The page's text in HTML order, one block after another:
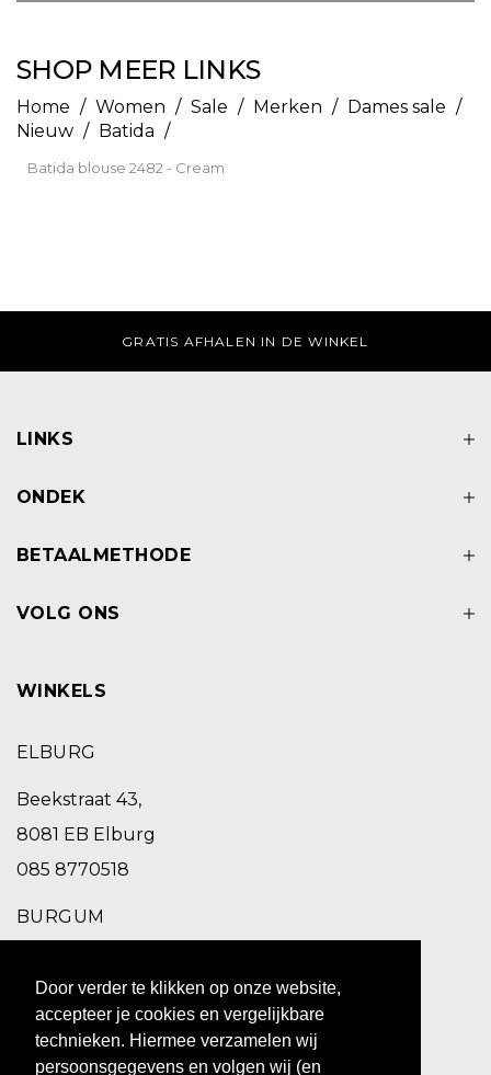
Door verder te klikken op onze website,
accepteer je cookies en vergelijkbare
technieken. Hiermee verzamelen wij
persoonsgegevens en volgen wij (en
SHOP MEER LINKS
Home / Women / Sale / Merken / Dames sale /
Nieuw / Batida /
Batida blouse 2482 - Cream
AFHALEN IN DE WINKEL DI-ZA VOOR
LINKS
ONDEK
BETAALMETHODE
VOLG ONS
WINKELS
ELBURG
Beekstraat 43,
8081 EB Elburg
085 8770518
BURGUM
9251 EC Burgum
0511 469 260